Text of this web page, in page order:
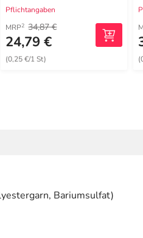
Pflichtangaben
MRP2 34,87 €
24,79 €
(0,25 €/1 St)
Bariumsulfat)